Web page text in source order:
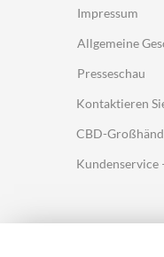
Impressum
Allgemeine
Presseschau
Kontaktieren
CBD-